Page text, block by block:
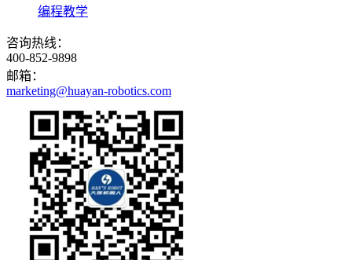
编程教学
咨询热线：
400-852-9898
邮箱：
marketing@huayan-robotics.com